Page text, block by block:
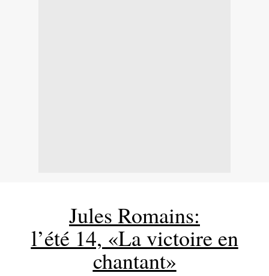
Jules Romains:
l’été 14, «La victoire en
chantant»